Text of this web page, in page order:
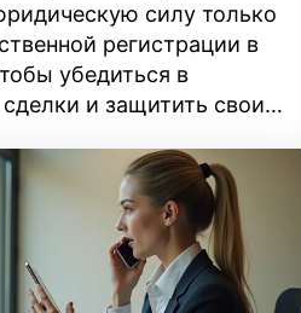
силу только
регистрации в
убедиться в
и защитить свои
записи в Единый
реестр недвижимости
нашей инструкции,
проверку правильно.